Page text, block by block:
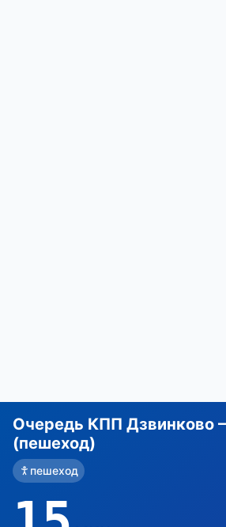
Очередь КПП Дзвинково
(пешеход)
пешеход